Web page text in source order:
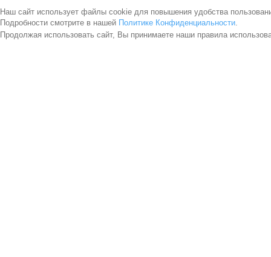
Наш сайт использует файлы cookie для повышения удобства
Подробности смотрите в нашей Политике Конфиденциальности.
Продолжая использовать сайт, Вы принимаете наши правила